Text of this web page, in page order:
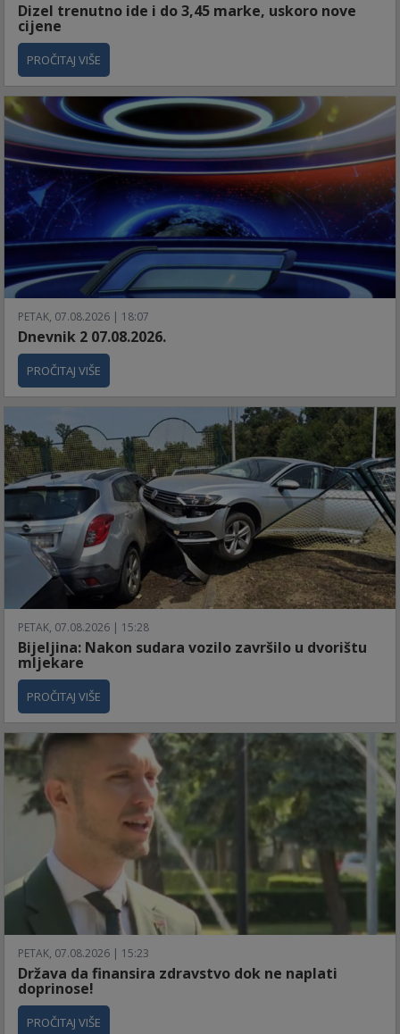
Dizel trenutno ide i do 3,45 marke, uskoro nove
cijene
PROČITAJ VIŠE
PETAK, 07.08.2026 | 18:07
Dnevnik 2 07.08.2026.
PROČITAJ VIŠE
PETAK, 07.08.2026 | 15:28
Bijeljina: Nakon sudara vozilo završilo u dvorištu
mljekare
PROČITAJ VIŠE
PETAK, 07.08.2026 | 15:23
Država da finansira zdravstvo dok ne naplati
doprinose!
PROČITAJ VIŠE